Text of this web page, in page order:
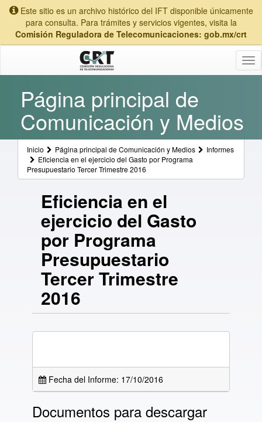
Este sitio es un archivo histórico del IFT disponible únicamente
para consulta. Para trámites y servicios vigentes, visita la
Comisión Reguladora de Telecomunicaciones: gob.mx/crt
Página principal de
Comunicación y Medios
Inicio Página principal de Comunicación y Medios
Informes
Eficiencia en el ejercicio del Gasto por Programa
Presupuestario Tercer Trimestre 2016
Eficiencia en el
ejercicio del Gasto
por Programa
Presupuestario
Tercer Trimestre
2016
Fecha del Informe: 17/10/2016
Documentos para descargar